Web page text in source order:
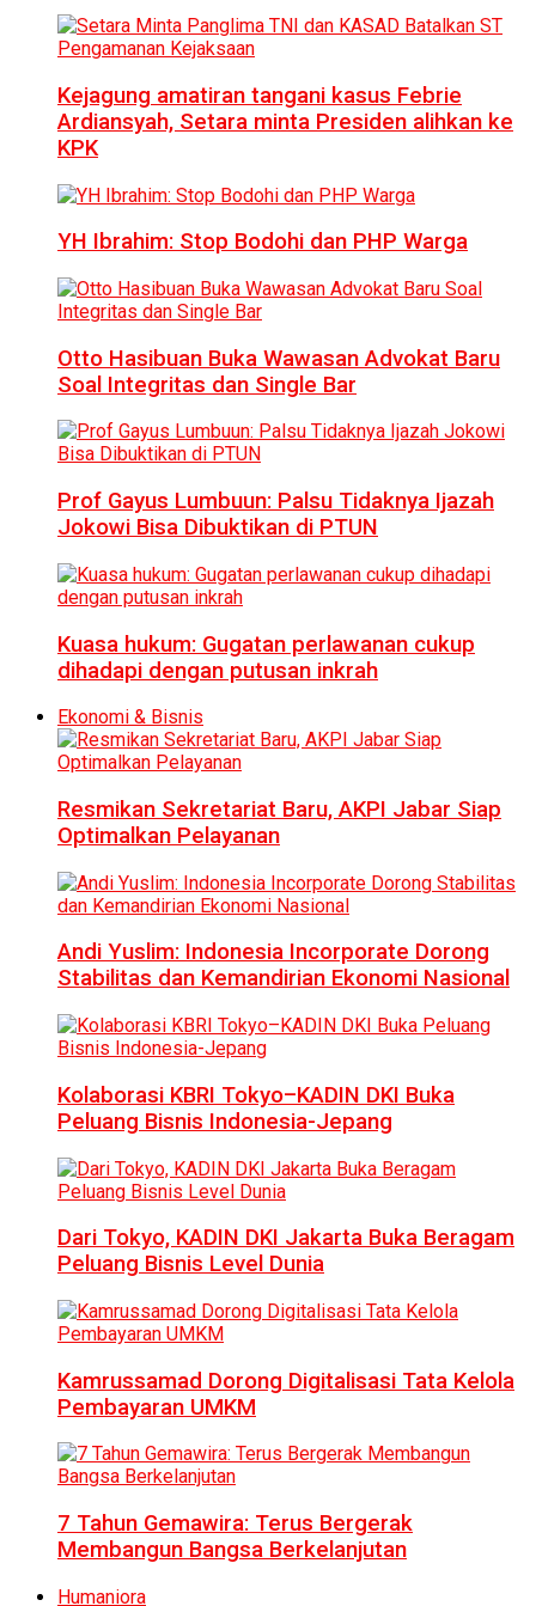
Kejagung amatiran tangani kasus Febrie
Ardiansyah, Setara minta Presiden alihkan ke
KPK
YH Ibrahim: Stop Bodohi dan PHP Warga
Otto Hasibuan Buka Wawasan Advokat Baru
Soal Integritas dan Single Bar
Prof Gayus Lumbuun: Palsu Tidaknya Ijazah
Jokowi Bisa Dibuktikan di PTUN
Kuasa hukum: Gugatan perlawanan cukup
dihadapi dengan putusan inkrah
Ekonomi & Bisnis
Resmikan Sekretariat Baru, AKPI Jabar Siap
Optimalkan Pelayanan
Andi Yuslim: Indonesia Incorporate Dorong
Stabilitas dan Kemandirian Ekonomi Nasional
Kolaborasi KBRI Tokyo–KADIN DKI Buka
Peluang Bisnis Indonesia-Jepang
Dari Tokyo, KADIN DKI Jakarta Buka Beragam
Peluang Bisnis Level Dunia
Kamrussamad Dorong Digitalisasi Tata Kelola
Pembayaran UMKM
7 Tahun Gemawira: Terus Bergerak
Membangun Bangsa Berkelanjutan
Humaniora